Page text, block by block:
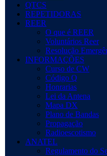
QTCS
REPETIDORAS
REER
O que é REER
Voluntários Reer
Resolução
INFORMAÇÕES
Curso de CW
Código Q
Honrarias
Lei da Antena
Mapa DX
Plano de Bandas
Propagação
Radioescotismo
ANATEL
Regulamento do